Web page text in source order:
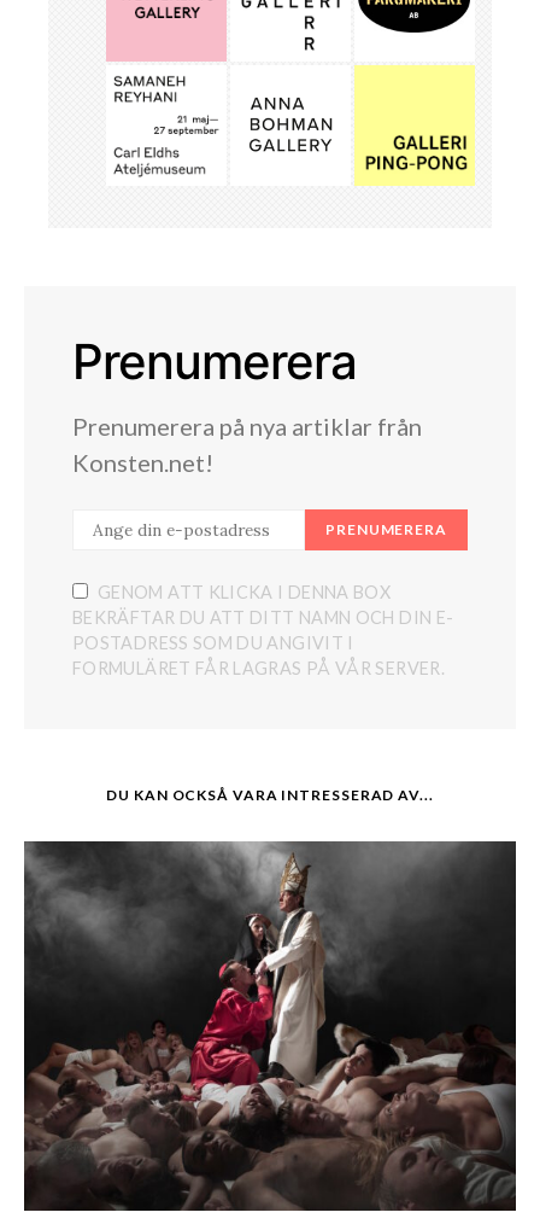
Prenumerera
Prenumerera på nya artiklar från
Konsten.net!
PRENUMERERA
GENOM ATT KLICKA I DENNA BOX
BEKRÄFTAR DU ATT DITT NAMN OCH DIN E-
POSTADRESS SOM DU ANGIVIT I
FORMULÄRET FÅR LAGRAS PÅ VÅR SERVER.
DU KAN OCKSÅ VARA INTRESSERAD AV...